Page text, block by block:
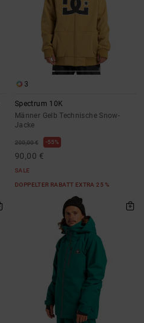
3
Spectrum 10K
Männer Gelb Technische Snow-
Jacke
200,00 € 55%
90,00 €
SALE
DOPPELTER RABATT EXTRA 25 %